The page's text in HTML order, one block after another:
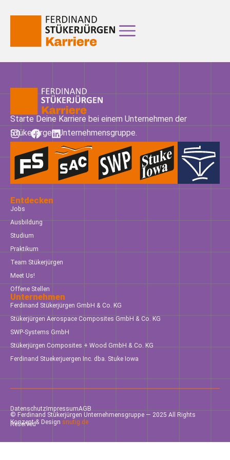
Starte Deine Karriere bei einem Unternehmen der
Stükerjürgen Unternehmensgruppe.
Entdecken
Jobs
Ausbildung
Studium
Praktikum
Team Stükerjürgen
Meet Us!
Offene Stellen
Unternehmen
Ferdinand Stükerjürgen GmbH & Co. KG
Stükerjürgen Aerospace Composites GmbH & Co. KG
SWP-Systems GmbH
Stükerjürgen Composites + Wood GmbH & Co. KG
Ferdinand Stuekerjuergen Inc. dba. Stuke Iowa
DatenschutzImpressumAGB
© Ferdinand Stükerjürgen Unternehmensgruppe — 2025 All Rights
Reserved
Konzept & Design snutig.de